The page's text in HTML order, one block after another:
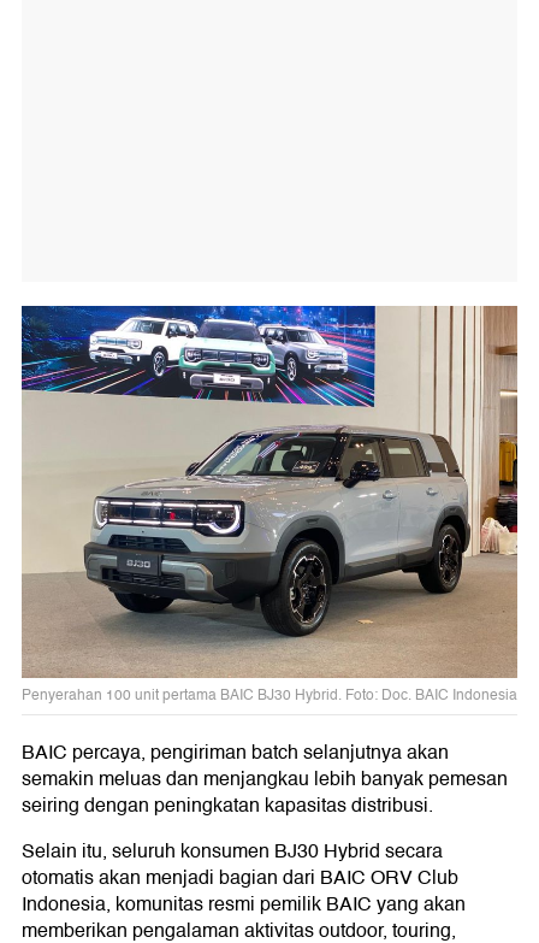
Penyerahan 100 unit pertama BAIC BJ30 Hybrid. Foto: Doc. BAIC Indonesia
BAIC percaya, pengiriman batch selanjutnya akan
semakin meluas dan menjangkau lebih banyak pemesan
seiring dengan peningkatan kapasitas distribusi.
Selain itu, seluruh konsumen BJ30 Hybrid secara
otomatis akan menjadi bagian dari BAIC ORV Club
Indonesia, komunitas resmi pemilik BAIC yang akan
memberikan pengalaman aktivitas outdoor, touring,